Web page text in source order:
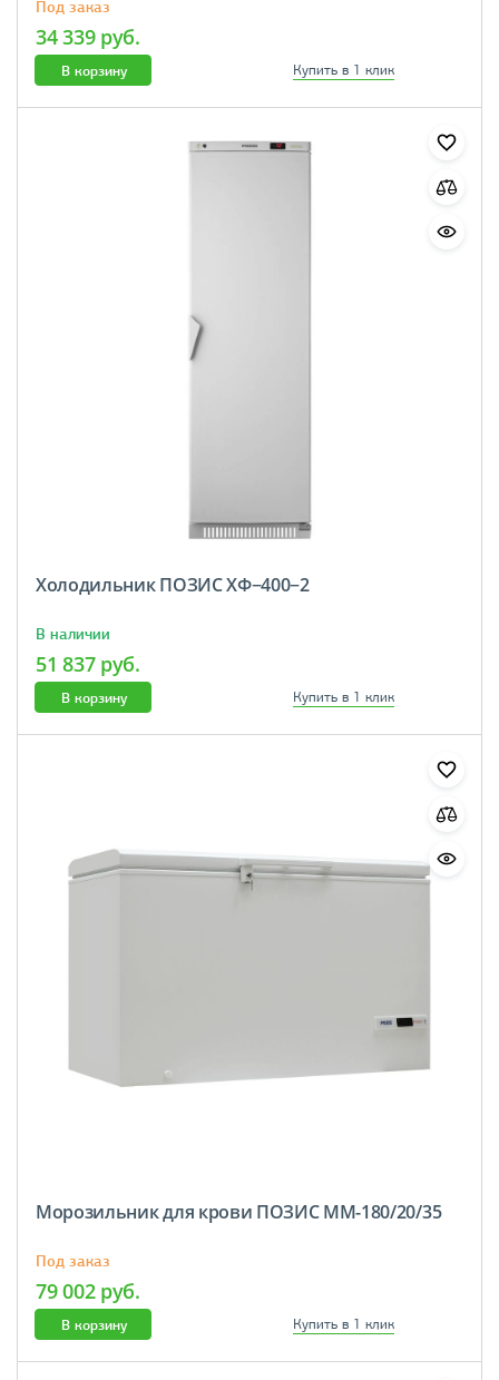
Под заказ
34 339 руб.
В корзину Купить в 1 клик
Холодильник ПОЗИС ХФ−400−2
В наличии
51 837 руб.
В корзину Купить в 1 клик
Морозильник для крови ПОЗИС ММ-180/20/35
Под заказ
79 002 руб.
В корзину Купить в 1 клик